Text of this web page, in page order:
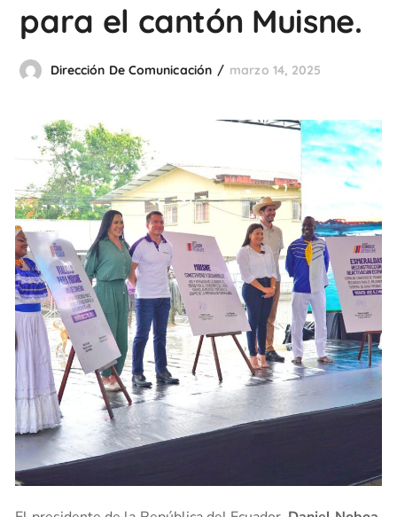
para el cantón Muisne.
Dirección De Comunicación marzo 14, 2025